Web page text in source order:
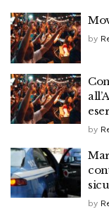
by
by
by